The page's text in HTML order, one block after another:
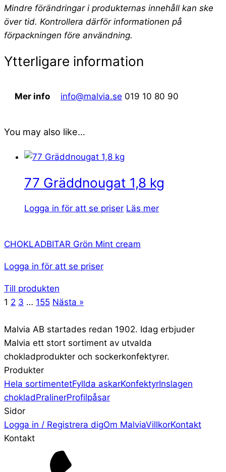
Mindre förändringar i produkternas innehåll kan ske
över tid. Kontrollera därför informationen på
förpackningen före användning.
Ytterligare information
Mer info info@malvia.se 019 10 80 90
You may also like…
77 Gräddnougat 1,8 kg
Logga in för att se priser Läs mer
CHOKLADBITAR Grön Mint cream
Logga in för att se priser
Till produkten
1 2 3 … 155 Nästa »
Malvia AB startades redan 1902. Idag erbjuder
Malvia ett stort sortiment av utvalda
chokladprodukter och sockerkonfektyrer.
Produkter
Hela sortimentetFyllda askarKonfektyrInslagen
chokladPralinerProfilpåsar
Sidor
Logga in / Registrera digOm MalviaVillkorKontakt
Kontakt